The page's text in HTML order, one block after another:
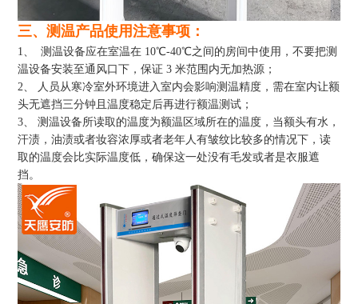
三、测温产品使用注意事项：
1、 测温设备应在室温在 10℃-40℃之间的房间中使用，不要把测
温设备安装至通风口下，保证 3 米范围内无加热源；
2、 人员从寒冷室外环境进入室内会影响测温精度，需在室内让额
头无遮挡三分钟且温度稳定后再进行额温测试；
3、 测温设备所读取的温度为额温区域所在的温度，当额头有水，
汗渍，油渍或者妆容浓厚或者老年人有皱纹比较多的情况下，读
取的温度会比实际温度低，确保这一处没有毛发或者是衣服遮
挡。